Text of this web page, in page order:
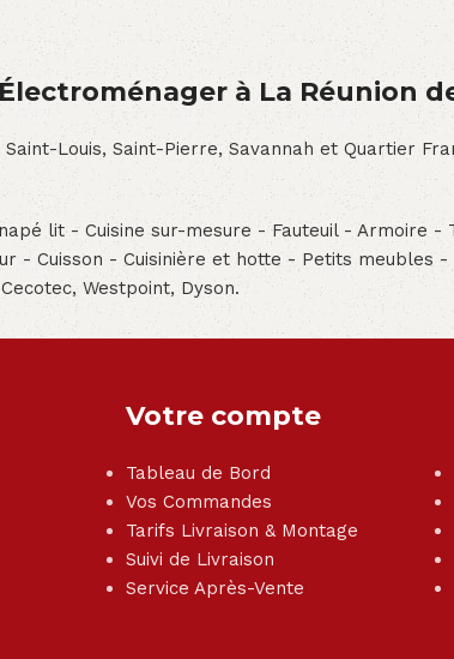
à La Réunion
Louis, Saint-Pierre, Savannah et Quartier
lit - Cuisine sur-mesure - Fauteuil - Armoire
Cuisson - Cuisinière et hotte - Petits meubles
Westpoint, Dyson.
Votre compte
Tableau de Bord
Vos Commandes
Tarifs Livraison & Montage
Suivi de Livraison
Service Après-Vente